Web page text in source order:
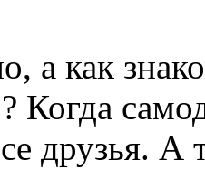
а как
Когда
друзья. А